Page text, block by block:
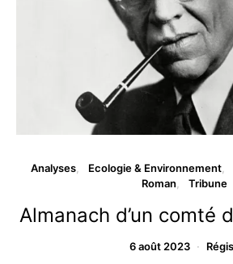
Analyses Ecologie & Environnement
Roman
Tribune
Almanach d’un comté
6 août 2023 Régis